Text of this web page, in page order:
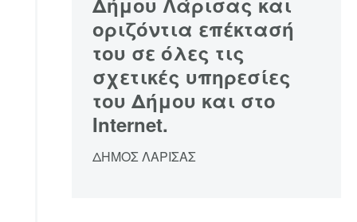
οριζόντια επέκτασή
του σε όλες τις
σχετικές υπηρεσίες
του Δήμου και στο
Internet.
ΔΗΜΟΣ ΛΑΡΙΣΑΣ